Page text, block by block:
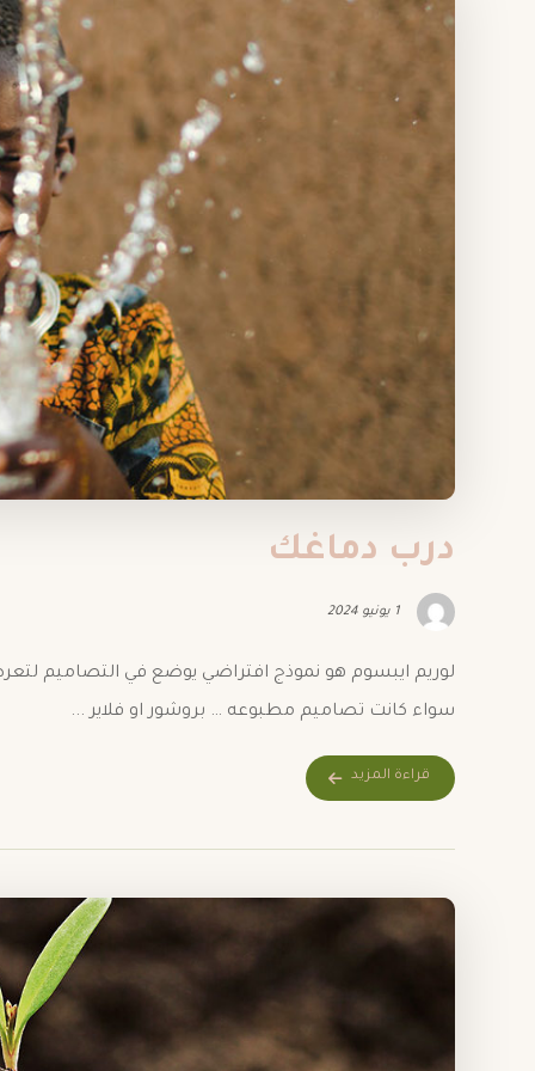
درب دماغك
1 يونيو 2024
لوريم ايبسوم هو نموذج افتراضي يوضع في التصاميم
سواء كانت تصاميم مطبوعه … بروشور او فلاير ...
قراءة المزيد